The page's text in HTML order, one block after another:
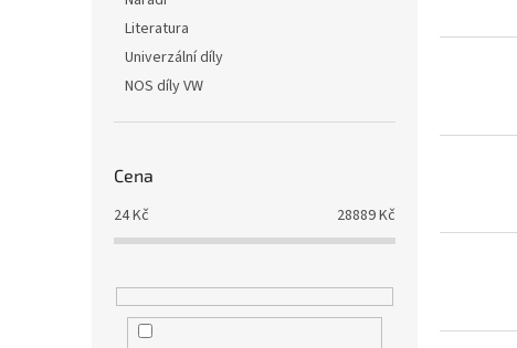
Literatura
Univerzální díly
NOS díly VW
Cena
24Kč 28889Kč